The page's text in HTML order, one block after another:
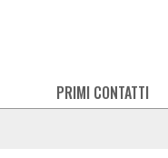
PRIMI CONTATTI